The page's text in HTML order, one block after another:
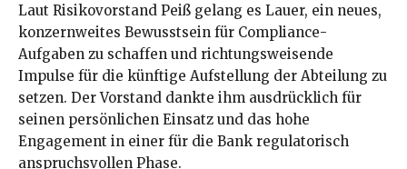
Laut Risikovorstand Peiß gelang es Lauer, ein neues,
konzernweites Bewusstsein für Compliance-
Aufgaben zu schaffen und richtungsweisende
Impulse für die künftige Aufstellung der Abteilung zu
setzen. Der Vorstand dankte ihm ausdrücklich für
seinen persönlichen Einsatz und das hohe
Engagement in einer für die Bank regulatorisch
anspruchsvollen Phase.